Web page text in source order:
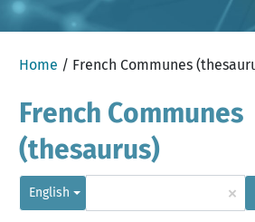
Home / French Communes
French Communes
(thesaurus)
English ×